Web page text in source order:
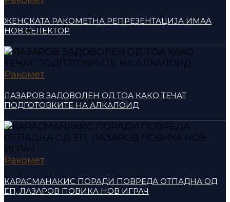
ЖЕНСКАТА РАКОМЕТНА РЕПРЕЗЕНТАЦИЈА ИМАА
НОВ СЕЛЕКТОР
Ракомет
ЛАЗАРОВ ЗАДОВОЛЕН ОД ТОА КАКО ТЕЧАТ
ПОДГОТОВКИТЕ НА АЛКАЛОИД
Ракомет
КАРАСМАНАКИС ПОРАДИ ПОВРЕДА ОТПАДНА ОД
ЕП, ЛАЗАРОВ ПОВИКА НОВ ИГРАЧ